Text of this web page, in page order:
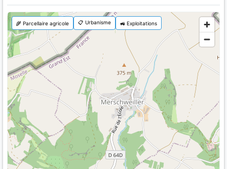
🌾 Parcellaire agricole 📋 Urbanisme 🚜 Exploitations